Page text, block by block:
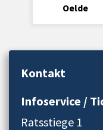
Oelde
Kontakt
Infoservice /
Ratsstiege 1